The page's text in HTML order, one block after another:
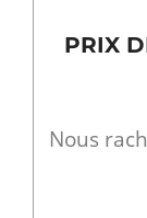
PRIX
Nous